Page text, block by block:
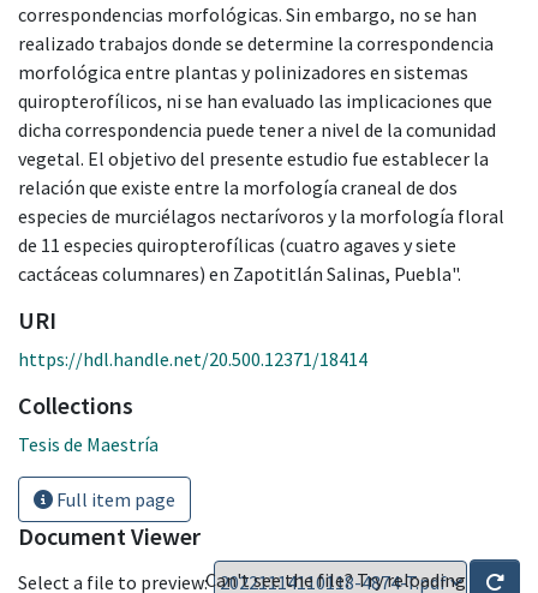
correspondencias morfológicas. Sin embargo, no se han
realizado trabajos donde se determine la correspondencia
morfológica entre plantas y polinizadores en sistemas
quiropterofílicos, ni se han evaluado las implicaciones que
dicha correspondencia puede tener a nivel de la comunidad
vegetal. El objetivo del presente estudio fue establecer la
relación que existe entre la morfología craneal de dos
especies de murciélagos nectarívoros y la morfología floral
de 11 especies quiropterofílicas (cuatro agaves y siete
cactáceas columnares) en Zapotitlán Salinas, Puebla".
URI
https://hdl.handle.net/20.500.12371/18414
Collections
Tesis de Maestría
Full item page
Document Viewer
Select a file to preview:Can't see the file? Try reloading